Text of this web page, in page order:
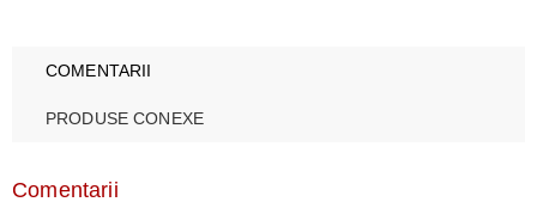
COMENTARII
PRODUSE CONEXE
Comentarii